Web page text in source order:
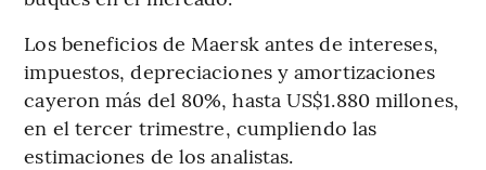
Los beneficios de Maersk antes de intereses,
impuestos, depreciaciones y amortizaciones
cayeron más del 80%, hasta US$1.880 millones,
en el tercer trimestre, cumpliendo las
estimaciones de los analistas.